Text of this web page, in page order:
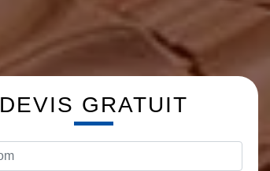
DEVIS GRATUIT